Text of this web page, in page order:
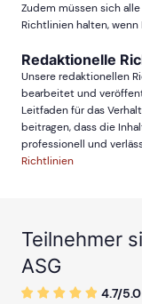
Zudem müssen sich
Richtlinien halten,
Redaktionelle
Unsere redaktionellen
bearbeitet und
Leitfaden für das
beitragen, dass die
professionell und
Richtlinien
Teilnehmer
ASG
4.7/5